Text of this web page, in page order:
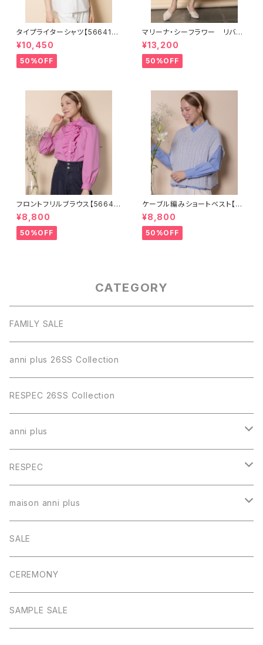
タイプライターシャツ【566410
2】
¥10,450
50%OFF
マリーナ・シーフラワー リバテ
ィスカート【5665102】
¥13,200
50%OFF
フロントフリルブラウス【56640
02】
¥8,800
50%OFF
ケーブル編みショートベスト【82
68001】
¥8,800
50%OFF
CATEGORY
FAMILY SALE
anni plus 26SS Collection
RESPEC 26SS Collection
anni plus
トップス
スカート
パンツ
ワンピース
アウター
RESPEC
トップス
スカート
パンツ
アウター
maison anni plus
ワンピース
SALE
CEREMONY
SAMPLE SALE